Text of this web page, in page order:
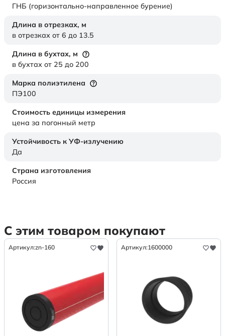
ГНБ (горизонтально-направленное бурение)
Длина в отрезках, м
в отрезках от 6 до 13.5
Длина в бухтах, м
в бухтах от 25 до 200
Марка полиэтилена
ПЭ100
Стоимость единицы измерения
цена за погонный метр
Устойчивость к УФ-излучению
Да
Страна изготовления
Россия
С этим товаром покупают
Артикул:zn-160 Артикул:1600000